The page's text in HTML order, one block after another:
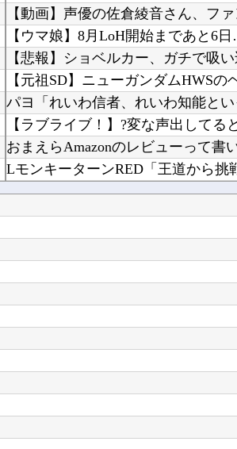
【動画】声優の佐倉綾音さん、フ
【悲報】ショベルカー、ガチで吸
おまえらAmazonのレビューって書
PCゲーム「まず20万円以上のPC
【悲報】咲-Saki-さん、もうおっぱ
幽☆遊☆白書（全19巻）←これｗｗ